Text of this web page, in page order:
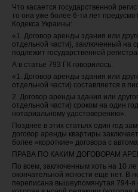
Что касается государственной
то она уже более 6-ти лет
Кодекса Украины:
«1. Договор аренды здания или
отдельной части), заключенный на
подлежит государственной
А в статье 793 ГК говорилось:
«1. Договор аренды здания или
отдельной части) составляется в
2. Договор аренды здания или
отдельной части) сроком на один
нотариальному удостоверению».
Позднее в этих статьях один год
договор аренды квартиры
более «короткие» договора с
ПРАВА ПО КАКИМ ДОГОВОРАМ
По всем, заключенным хоть на 10
окончательной ясности еще нет. В
переписана вышеупомянутая 794-я